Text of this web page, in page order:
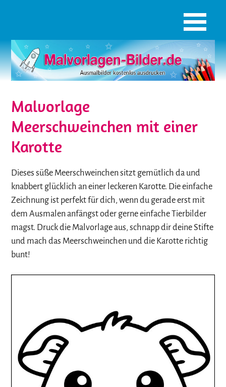
Malvorlage
Meerschweinchen mit einer
Karotte
Dieses süße Meerschweinchen sitzt gemütlich da und
knabbert glücklich an einer leckeren Karotte. Die einfache
Zeichnung ist perfekt für dich, wenn du gerade erst mit
dem Ausmalen anfängst oder gerne einfache Tierbilder
magst. Druck die Malvorlage aus, schnapp dir deine Stifte
und mach das Meerschweinchen und die Karotte richtig
bunt!